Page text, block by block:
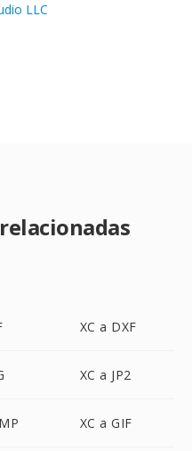
LLC
XC a DXF
XC a JP2
XC a GIF